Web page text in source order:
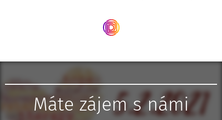
Máte zájem s námi